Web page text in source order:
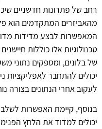
רחב של פתרונות חדשניים
מהאביזרים המתקדמים הוא
המאפשרות לבצע מדידות
טכנולוגיות אלו כוללות
של בלונים, ומספקים נתוני
יכולים להתחבר
לעקוב אחרי הנתונים בצורה
בנוסף, קיימת האפשרות לשלב
יכולים למדוד את הלחץ